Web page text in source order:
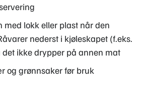
med lokk eller plast når den
nederst i kjøleskapet (f.eks.
det ikke drypper på annen mat
og grønnsaker før bruk